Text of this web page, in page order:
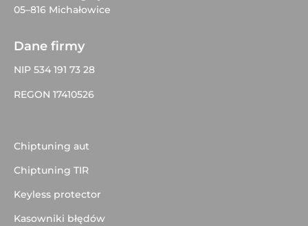
05–816 Michałowice
Dane firmy
NIP 534 191 73 28
REGON 17410526
Chiptuning aut
Chiptuning TIR
Keyless protector
Kasowniki błędów